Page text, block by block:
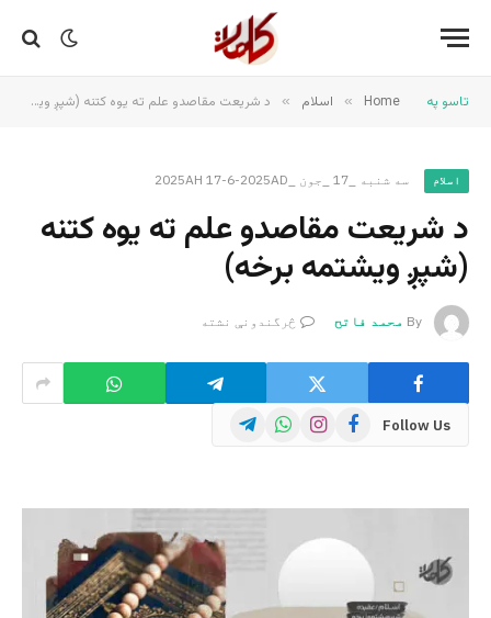
تاسو په Home
» اسلام » د شریعت مقاصدو علم ته يوه کتنه (شپږ ويشتمه برخه)
اسلام سه شنبه _17 _جون _2025AH 17-6-2025AD
د شریعت مقاصدو علم ته يوه کتنه
(شپږ ويشتمه برخه)
By محمد فاتح څرگندونې نشته
Follow Us
Facebook
Instagram
WhatsApp
Telegram